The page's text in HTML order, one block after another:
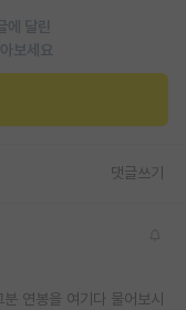
에 달린
보세요
댓글쓰기
연봉을 여기다 물어보시